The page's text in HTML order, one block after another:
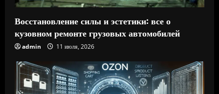
Восстановление силы и эстетики: все о
кузовном ремонте грузовых автомобилей
admin 11 июля, 2026